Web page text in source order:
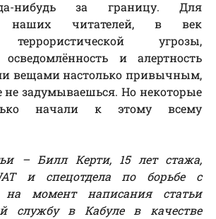
нибудь за границу. Для
наших читателей, в век
угрозы,
осведомлённость и алертность
вещами настолько привычным,
не задумываешься. Но некоторые
начали к этому всему
– Билл Керти, 15 лет стажа,
и спецотдела по борьбе с
на момент написания статьи
службу в Кабуле в качестве